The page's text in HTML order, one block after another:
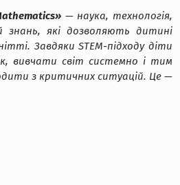
— наука, технологія,
знань, які дозволяють дитині
Завдяки STEM-підходу діти
вивчати світ системно і тим
з критичних ситуацій. Це —